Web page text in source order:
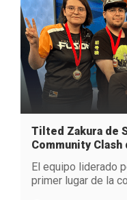
Tilted Zakura de
Community
El equipo liderado
primer lugar de la